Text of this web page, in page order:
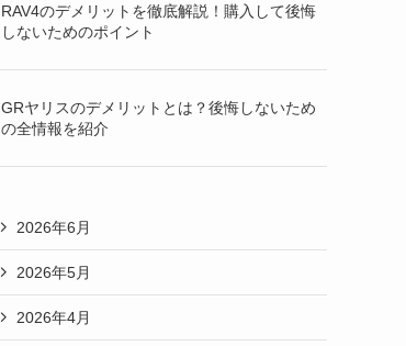
RAV4のデメリットを徹底解説！購入して後悔
しないためのポイント
GRヤリスのデメリットとは？後悔しないため
の全情報を紹介
2026年6月
2026年5月
2026年4月